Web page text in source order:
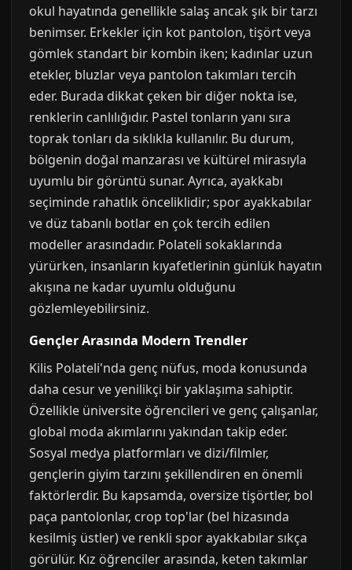
okul hayatında genellikle salaş ancak şık bir tarzı
benimser. Erkekler için kot pantolon, tişört veya
gömlek standart bir kombin iken; kadınlar uzun
etekler, bluzlar veya pantolon takımları tercih
eder. Burada dikkat çeken bir diğer nokta ise,
renklerin canlılığıdır. Pastel tonların yanı sıra
toprak tonları da sıklıkla kullanılır. Bu durum,
bölgenin doğal manzarası ve kültürel mirasıyla
uyumlu bir görüntü sunar. Ayrıca, ayakkabı
seçiminde rahatlık önceliklidir; spor ayakkabılar
ve düz tabanlı botlar en çok tercih edilen
modeller arasındadır. Polateli sokaklarında
yürürken, insanların kıyafetlerinin günlük hayatın
akışına ne kadar uyumlu olduğunu
gözlemleyebilirsiniz.
Gençler Arasında Modern Trendler
Kilis Polateli'nda genç nüfus, moda konusunda
daha cesur ve yenilikçi bir yaklaşıma sahiptir.
Özellikle üniversite öğrencileri ve genç çalışanlar,
global moda akımlarını yakından takip eder.
Sosyal medya platformları ve dizi/filmler,
gençlerin giyim tarzını şekillendiren en önemli
faktörlerdir. Bu kapsamda, oversize tişörtler, bol
paça pantolonlar, crop top'lar (bel hizasında
kesilmiş üstler) ve renkli spor ayakkabılar sıkça
görülür. Kız öğrenciler arasında, keten takımlar